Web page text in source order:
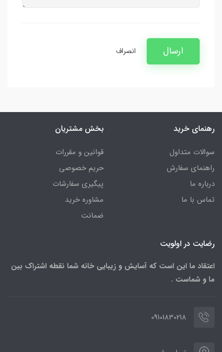
ارسال انصراف
رهنمای خرید
سوالات متداول
راهنمای سفارش
درباره ما
تماس با ما
بخش مشتریان
قوانین و مقررات
حریم خصوصی
پیگیری سفارشات
مشاوره خرید
ضمانت
رضایت در اولویت
اعتقاد ما این است که آسایش و زیبایی خانه شما نقطه اشتراک بین
ما و شماست .
09101830218